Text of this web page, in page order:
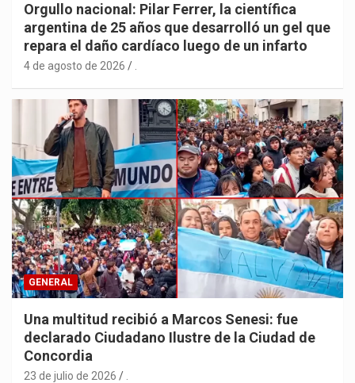
Orgullo nacional: Pilar Ferrer, la científica
argentina de 25 años que desarrolló un gel que
repara el daño cardíaco luego de un infarto
4 de agosto de 2026
GENERAL
Una multitud recibió a Marcos Senesi: fue
declarado Ciudadano Ilustre de la Ciudad de
Concordia
23 de julio de 2026